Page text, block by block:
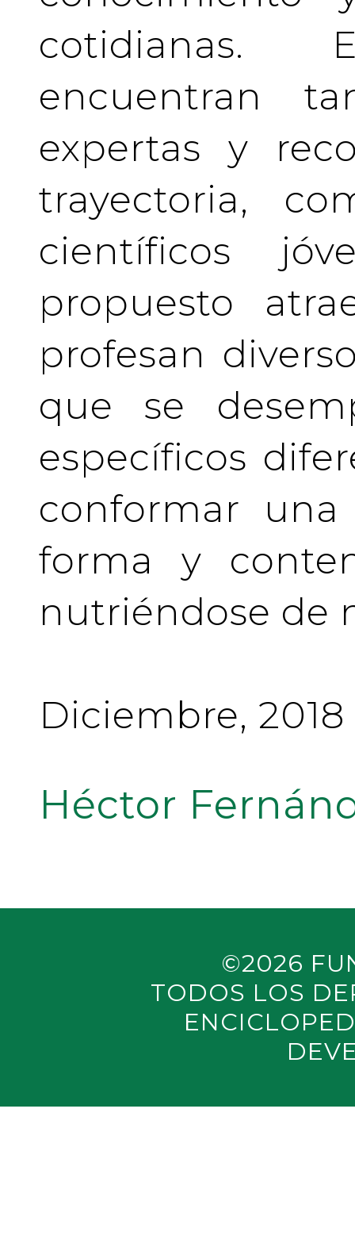
encuentran
expertas y
trayectoria,
científicos
propuesto
profesan
que se
específicos
conformar
forma y
nutriéndose de
Diciembre, 2018
Héctor
©2026
TODOS LOS